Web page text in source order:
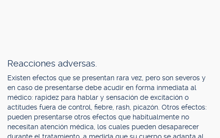
Reacciones adversas.
Existen efectos que se presentan rara vez, pero son severos y
en caso de presentarse debe acudir en forma inmediata al
médico: rapidez para hablar y sensación de excitación o
actitudes fuera de control, fiebre, rash, picazón. Otros efectos:
pueden presentarse otros efectos que habitualmente no
necesitan atención médica, los cuales pueden desaparecer